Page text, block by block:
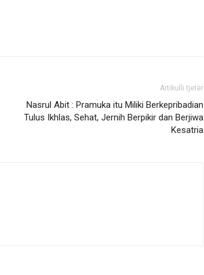
Artikulli tjetër
Nasrul Abit : Pramuka itu Miliki Berkepribadian
Tulus Ikhlas, Sehat, Jernih Berpikir dan Berjiwa
Kesatria